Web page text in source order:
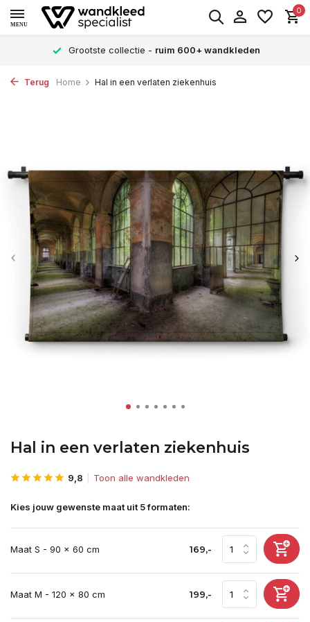
MENU
0
Grootste collectie - ruim 600+ wandkleden
Terug Home Hal in een verlaten ziekenhuis
Hal in een verlaten ziekenhuis
9,8 Toon alle wandkleden
Kies jouw gewenste maat uit 5 formaten:
Maat S - 90 x 60 cm 169,-
Maat M - 120 x 80 cm 199,-